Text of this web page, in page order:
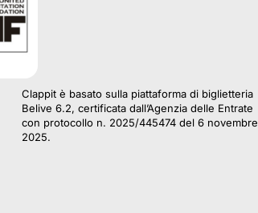
Clappit è basato sulla piattaforma di biglietteria
Belive 6.2, certificata dall’Agenzia delle Entrate
con protocollo n. 2025/445474 del 6 novembre
2025.